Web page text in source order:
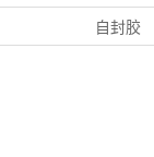
自封胶